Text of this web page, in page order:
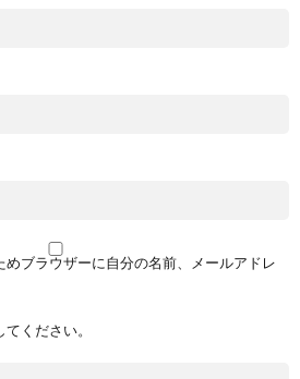
ブラウザーに自分の名前、メールアドレ
ください。